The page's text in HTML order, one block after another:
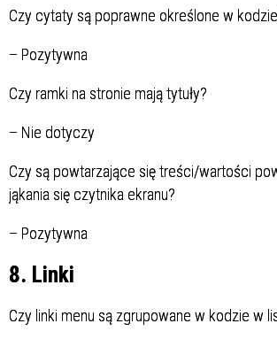
Czy cytaty są poprawne określone w
– Pozytywna
Czy ramki na stronie mają tytuły?
– Nie dotyczy
Czy są powtarzające się treści/wartości
jąkania się czytnika ekranu?
– Pozytywna
8. Linki
Czy linki menu są zgrupowane w kodzie w